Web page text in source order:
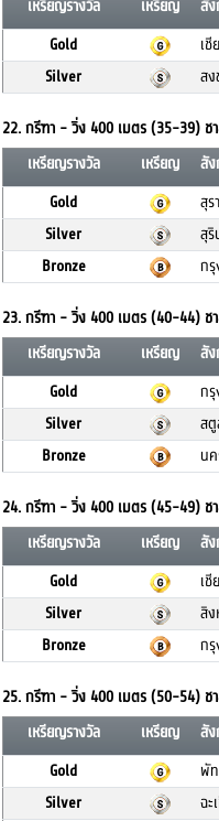
เหรียญรางวัล เหรียญ สั
Gold
เชี
Silver
สง
22. กรีฑา - วิ่ง 400 เมตร (35-39) ช
เหรียญรางวัล
เหรียญ สั
Gold
สุร
Silver
สุ
Bronze
ก
23. กรีฑา - วิ่ง 400 เมตร (40-44) ช
เหรียญรางวัล
เหรียญ สั
Gold
ก
Silver
ส
Bronze
น
24. กรีฑา - วิ่ง 400 เมตร (45-49) ช
เหรียญรางวัล
เหรียญ สั
Gold
เชี
Silver
สิ
Bronze
ก
25. กรีฑา - วิ่ง 400 เมตร (50-54) ช
เหรียญรางวัล
เหรียญ สั
Gold
พั
Silver
ฉะ